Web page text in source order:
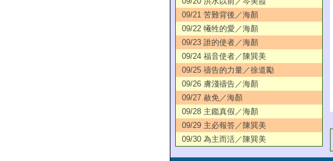
09/21 苦難背後／海顏
09/22 犧牲的愛／海顏
09/23 誰的使者／海顏
09/24 福音使者／陳巽美
09/25 禱告的力量／徐道勵
09/26 膚淺禱告／海顏
09/27 赦免／海顏
09/28 主鑑真假／海顏
09/29 主必報答／陳巽美
09/30 為主而活／陳巽美